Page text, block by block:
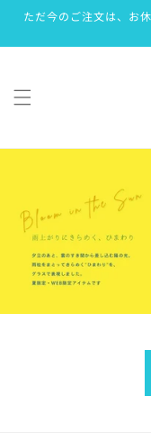
コンテン
ただ今のご注文は、お